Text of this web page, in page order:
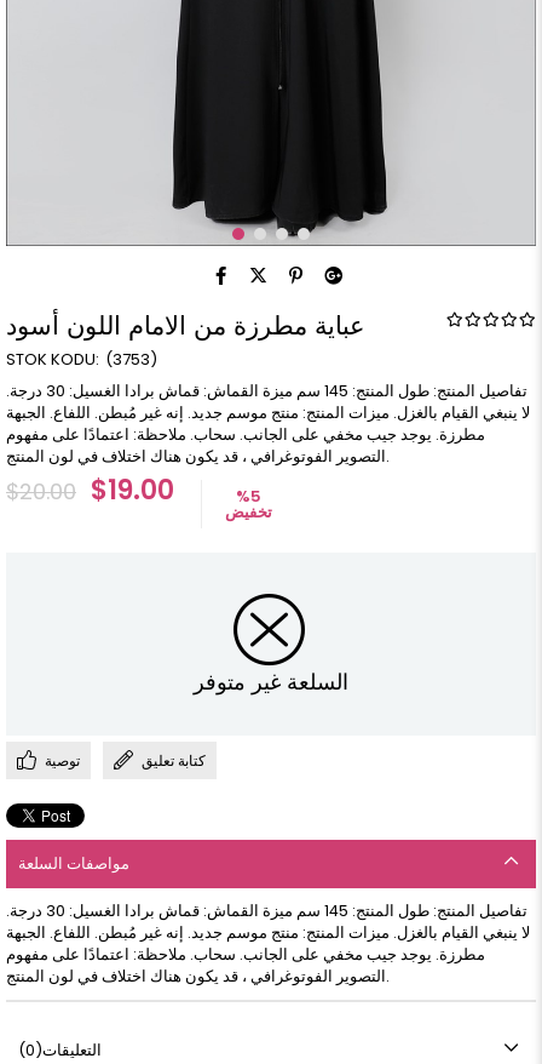
عباية مطرزة من الامام اللون أسود
(3753)
تفاصيل المنتج: طول المنتج: 145 سم ميزة القماش: قماش برادا الغسيل: 30 درجة.
لا ينبغي القيام بالغزل. ميزات المنتج: منتج موسم جديد. إنه غير مُبطن. اللفاع. الجبهة
مطرزة. يوجد جيب مخفي على الجانب. سحاب. ملاحظة: اعتمادًا على مفهوم
التصوير الفوتوغرافي ، قد يكون هناك اختلاف في لون المنتج.
$20.00 $19.00 %5
تخفيض
السلعة غير متوفر
توصية كتابة تعليق
مواصفات السلعة
تفاصيل المنتج: طول المنتج: 145 سم ميزة القماش: قماش برادا الغسيل: 30 درجة.
لا ينبغي القيام بالغزل. ميزات المنتج: منتج موسم جديد. إنه غير مُبطن. اللفاع. الجبهة
مطرزة. يوجد جيب مخفي على الجانب. سحاب. ملاحظة: اعتمادًا على مفهوم
التصوير الفوتوغرافي ، قد يكون هناك اختلاف في لون المنتج.
التعليقات(0)